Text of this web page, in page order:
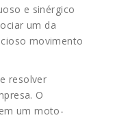
e sinérgico
um da
movimento
resolver
O
um moto-